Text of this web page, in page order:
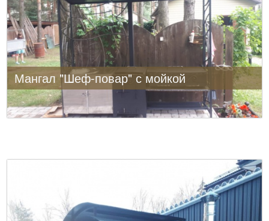
Мангал "Шеф-повар" с мойкой